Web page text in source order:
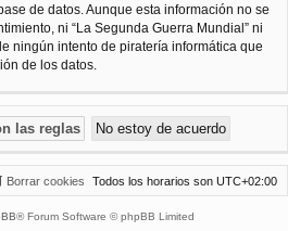
de datos. Aunque esta información no se
ni “La Segunda Guerra Mundial” ni
ningún intento de piratería informática que
de los datos.
Todos los horarios son UTC+02:00
Borrar cookies
® Forum Software © phpBB Limited